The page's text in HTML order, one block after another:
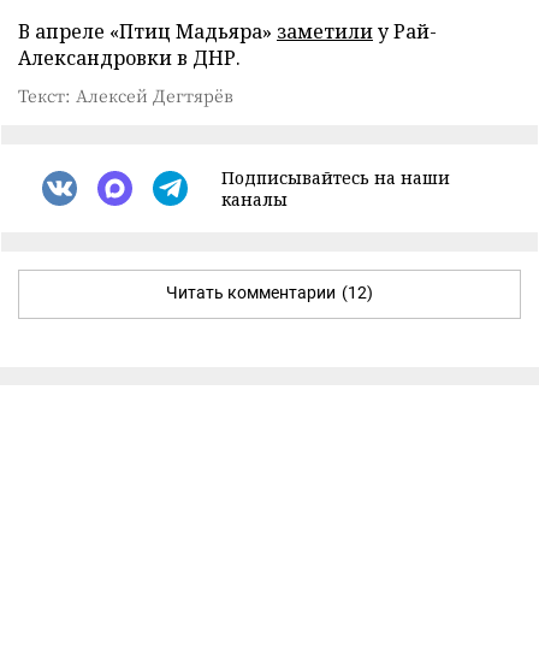
В апреле «Птиц Мадьяра» заметилиу Рай-
Александровки в ДНР.
Текст: Алексей Дегтярёв
Подписывайтесь на наши
каналы
Читать комментарии (12)